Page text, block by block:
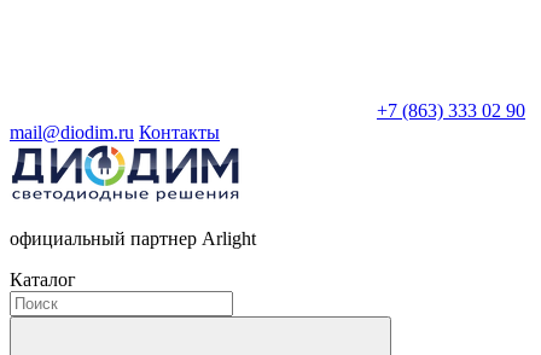
+7 (863) 333 02 90
mail@diodim.ru Контакты
официальный партнер Arlight
Каталог